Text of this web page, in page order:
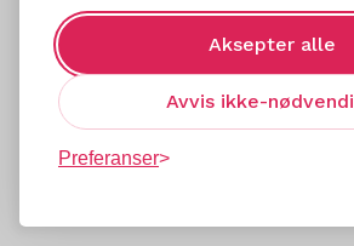
Aksepter alle
Avvis ikke-
Preferanser